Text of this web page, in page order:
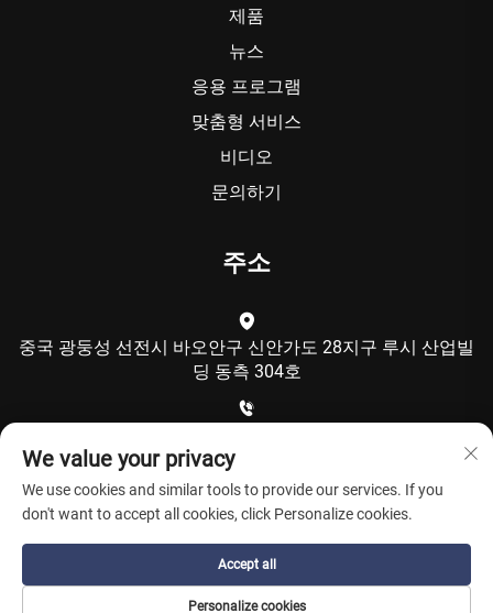
제품
뉴스
응용 프로그램
맞춤형 서비스
비디오
문의하기
주소
중국 광둥성 선전시 바오안구 신안가도 28지구 루시 산업빌
딩 동측 304호
[email protected]
Copyright © 선전 쿨칭 테크놀로지 유한회사. All Rights
We value your privacy
We use cookies and similar tools to provide our services. If you
don't want to accept all cookies, click Personalize cookies.
Personalize cookies
Accept all